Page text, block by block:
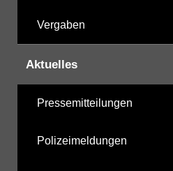
Vergaben
Aktuelles
Pressemitteilungen
Polizeimeldungen